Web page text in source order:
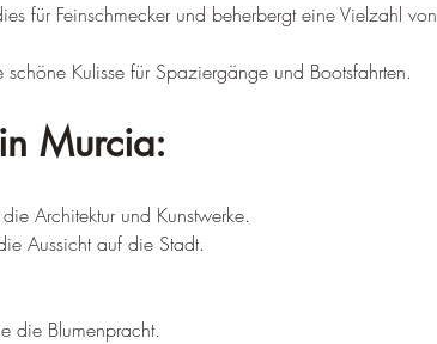
für Feinschmecker und beherbergt eine Vielzahl von
Kulisse für Spaziergänge und Bootsfahrten.
Murcia:
Architektur und Kunstwerke.
Aussicht auf die Stadt.
die Blumenpracht.